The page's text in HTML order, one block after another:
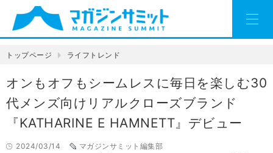
トップページ ライフトレンド
オンもオフもシームレスに毎日を楽しむ30
代メンズ向けリアルクローズブランド
『KATHARINE E HAMNETT』デビュー
2024/03/14
マガジンサミット編集部